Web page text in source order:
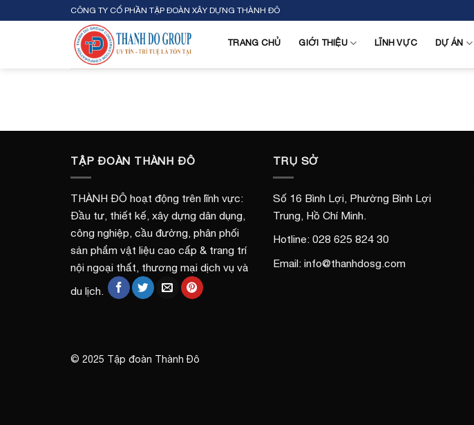
to
CÔNG TY CỔ PHẦN TẬP ĐOÀN XÂY DỰNG THÀNH ĐÔ
TRANG CHỦ GIỚI THIỆU LĨNH VỰC DỰ ÁN
TẬP ĐOÀN THÀNH ĐÔ
THÀNH ĐÔ hoạt động trên lĩnh vực:
Đầu tư, thiết kế, xây dựng dân dụng,
công nghiệp, cầu đường, phân phối
sản phẩm vật liệu cao cấp & trang trí
nội ngoại thất, thương mại dịch vụ và
du lịch.
TRỤ SỞ
Số 16 Bình Lợi, Phường Bình Lợi
Trung, Hồ Chí Minh.
Hotline: 028 625 824 30
Email: info@thanhdosg.com
© 2025 Tập đoàn Thành Đô